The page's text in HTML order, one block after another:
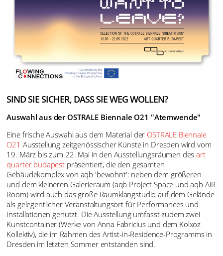
SIND SIE SICHER, DASS SIE WEG WOLLEN?
Auswahl aus der OSTRALE Biennale O21 "Atemwende"
Eine frische Auswahl aus dem Material der OSTRALE Biennale
O21 Ausstellung zeitgenössischer Künste in Dresden wird vom
19. März bis zum 22. Mai in den Ausstellungsräumen desart
quarter budapest präsentiert, die den gesamten
Gebäudekomplex von aqb 'bewohnt': neben dem größeren
und dem kleineren Galerieraum (aqb Project Space und aqb AiR
Room) wird auch das große Raumklangstudio auf dem Gelände
als gelegentlicher Veranstaltungsort für Performances und
Installationen genutzt. Die Ausstellung umfasst zudem zwei
Kunstcontainer (Werke von Anna Fabricius und dem Kolxoz
Kollektiv), die im Rahmen des Artist-in-Residence-Programms in
Dresden im letzten Sommer entstanden sind.